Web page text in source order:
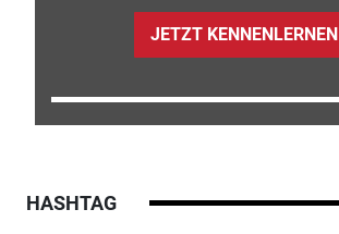
JETZT KENNENLERNEN
HASHTAG